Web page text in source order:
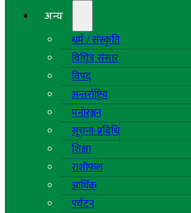
अन्य
धर्म / संस्कृति
विचित्र संसार
विपद्
अन्तर्राष्ट्रिय
मनोरञ्जन
सूचना-प्रविधि
शिक्षा
राशीफल
आर्थिक
पर्यटन